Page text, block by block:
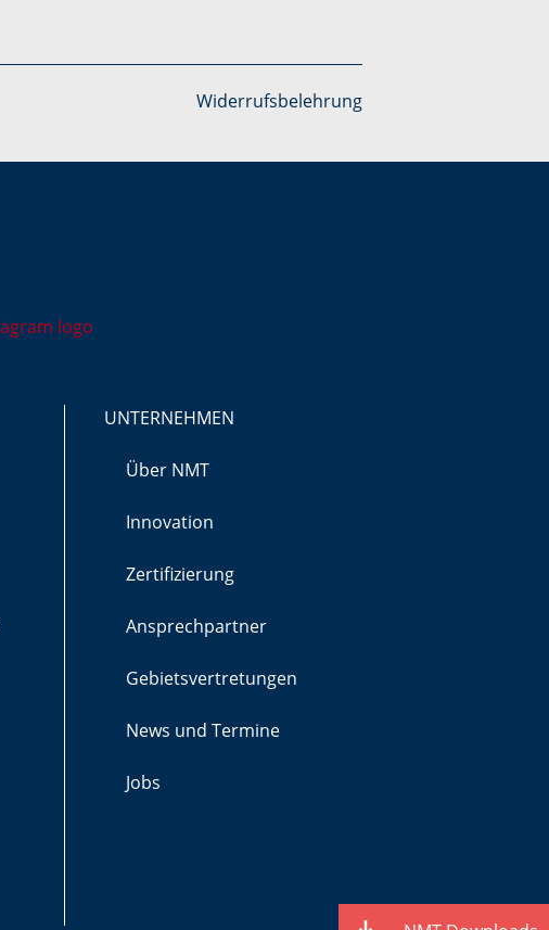
Widerrufsbelehrung
UNTERNEHMEN
Über NMT
Innovation
Zertifizierung
Ansprechpartner
Gebietsvertretungen
News und Termine
Jobs